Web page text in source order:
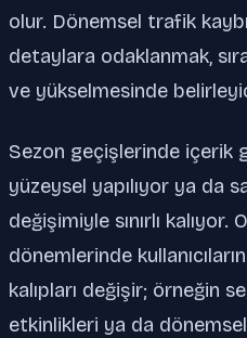
olur. Dönemsel trafik
detaylara odaklanmak,
ve yükselmesinde
Sezon geçişlerinde içerik
yüzeysel yapılıyor ya da
değişimiyle sınırlı kalıyor.
dönemlerinde
kalıpları değişir; örneğin
etkinlikleri ya da